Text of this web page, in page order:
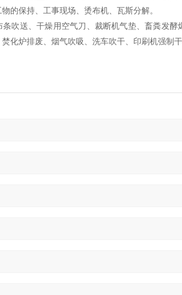
的保持、工事现场、烫布机、瓦斯分解。
吹送、干燥用空气刀、裁断机气垫、畜粪发
化炉排废、烟气吹吸、洗车吹干、印刷机强制干